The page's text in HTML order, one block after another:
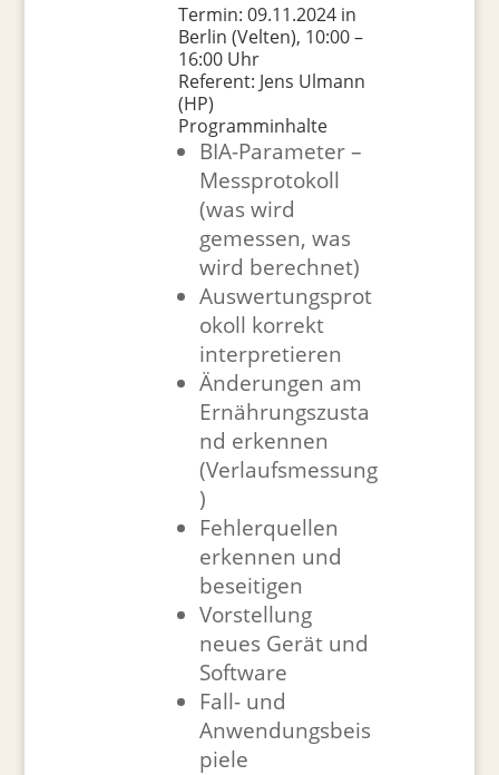
Termin: 09.11.2024 in
Berlin (Velten), 10:00 –
16:00 Uhr
Referent: Jens Ulmann
(HP)
Programminhalte
BIA-Parameter –
Messprotokoll
(was wird
gemessen, was
wird berechnet)
Auswertungsprot
okoll korrekt
interpretieren
Änderungen am
Ernährungszusta
nd erkennen
(Verlaufsmessung
)
Fehlerquellen
erkennen und
beseitigen
Vorstellung
neues Gerät und
Software
Fall- und
Anwendungsbeis
piele